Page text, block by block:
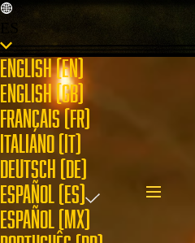
ES
ENGLISH (EN)
ENGLISH (GB)
FRANÇAIS (FR)
ITALIANO (IT)
DEUTSCH (DE)
ESPAÑOL (ES)
ESPAÑOL (MX)